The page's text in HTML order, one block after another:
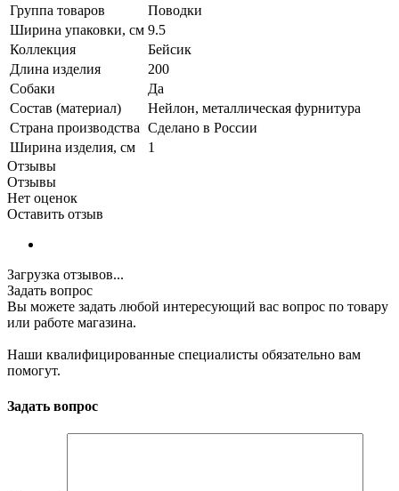
Группа товаров
Поводки
Ширина упаковки, см 9.5
Коллекция
Бейсик
Длина изделия
200
Собаки
Да
Состав (материал)
Нейлон, металлическая фурнитура
Страна производства Сделано в России
Ширина изделия, см
1
Отзывы
Отзывы
Нет оценок
Оставить отзыв
Загрузка отзывов...
Задать вопрос
Вы можете задать любой интересующий вас вопрос по товару
или работе магазина.
Наши квалифицированные специалисты обязательно вам
помогут.
Задать вопрос